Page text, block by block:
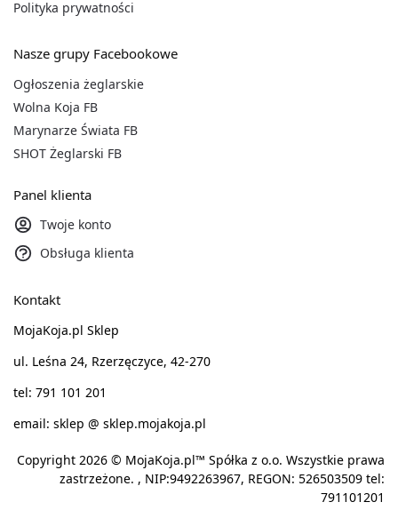
Polityka prywatności
Nasze grupy Facebookowe
Ogłoszenia żeglarskie
Wolna Koja FB
Marynarze Świata FB
SHOT Żeglarski FB
Panel klienta
Twoje konto
Obsługa klienta
Kontakt
MojaKoja.pl Sklep
ul. Leśna 24, Rzerzęczyce, 42-270
tel: 791 101 201
email: sklep @ sklep.mojakoja.pl
Copyright 2026 © MojaKoja.pl™ Spółka z o.o. Wszystkie prawa
zastrzeżone. , NIP:9492263967, REGON: 526503509 tel:
791101201